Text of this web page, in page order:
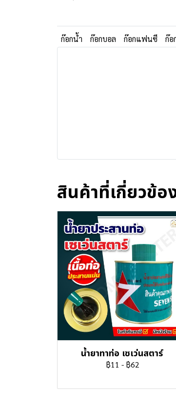
ก๊อกน้ำ ก๊อกบอล ก๊อกแฟนซี ก๊
สินค้าที่เกี่ยวข้อ
น้ำยาทาท่อ เซเว่นสตาร์
฿11 - ฿62